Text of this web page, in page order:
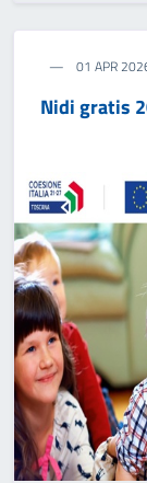
01 APR
Nidi gratis